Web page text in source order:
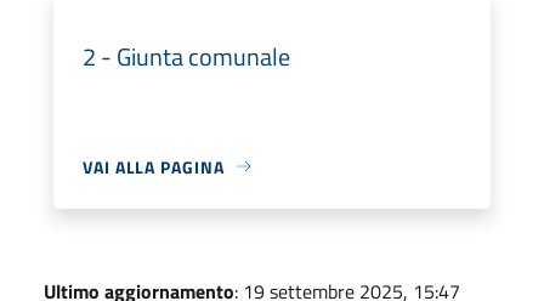
2 - Giunta comunale
VAI ALLA PAGINA
Ultimo aggiornamento: 19 settembre 2025, 15:47